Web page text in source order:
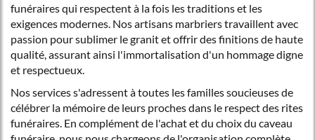
funéraires qui respectent à la fois les traditions et les
exigences modernes. Nos artisans marbriers travaillent avec
passion pour sublimer le granit et offrir des finitions de haute
qualité, assurant ainsi l'immortalisation d'un hommage digne
et respectueux.
Nos services s'adressent à toutes les familles soucieuses de
célébrer la mémoire de leurs proches dans le respect des rites
funéraires. En complément de l'achat et du choix du caveau